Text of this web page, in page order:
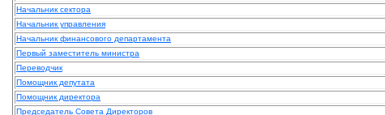
Начальник сектора
Начальник управления
Начальник финансового департамента
Первый заместитель министра
Переводчик
Помощник депутата
Помощник директора
Председатель Совета Директоров